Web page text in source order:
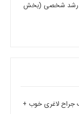
و رشد شخصی (بخش
(9 ویژگی یک جراح لاغری خوب +